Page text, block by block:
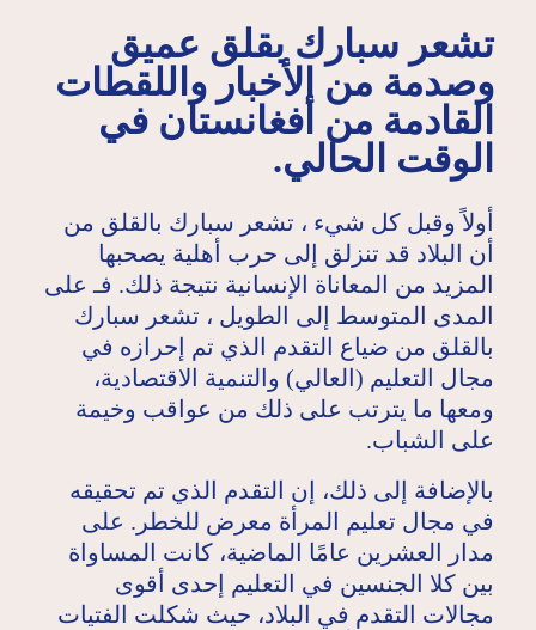
تشعر سبارك بقلق عميق
وصدمة من الأخبار واللقطات
القادمة من أفغانستان في
الوقت الحالي.
أولاً وقبل كل شيء ، تشعر سبارك بالقلق من
أن البلاد قد تنزلق إلى حرب أهلية يصحبها
المزيد من المعاناة الإنسانية نتيجة ذلك. فـ على
المدى المتوسط ​​إلى الطويل ، تشعر سبارك
بالقلق من ضياع التقدم الذي تم إحرازه في
مجال التعليم (العالي) والتنمية الاقتصادية،
ومعها ما يترتب على ذلك من عواقب وخيمة
على الشباب.
بالإضافة إلى ذلك، إن التقدم الذي تم تحقيقه
في مجال تعليم المرأة معرض للخطر. على
مدار العشرين عامًا الماضية، كانت المساواة
بين كلا الجنسين في التعليم إحدى أقوى
مجالات التقدم في البلاد، حيث شكلت الفتيات